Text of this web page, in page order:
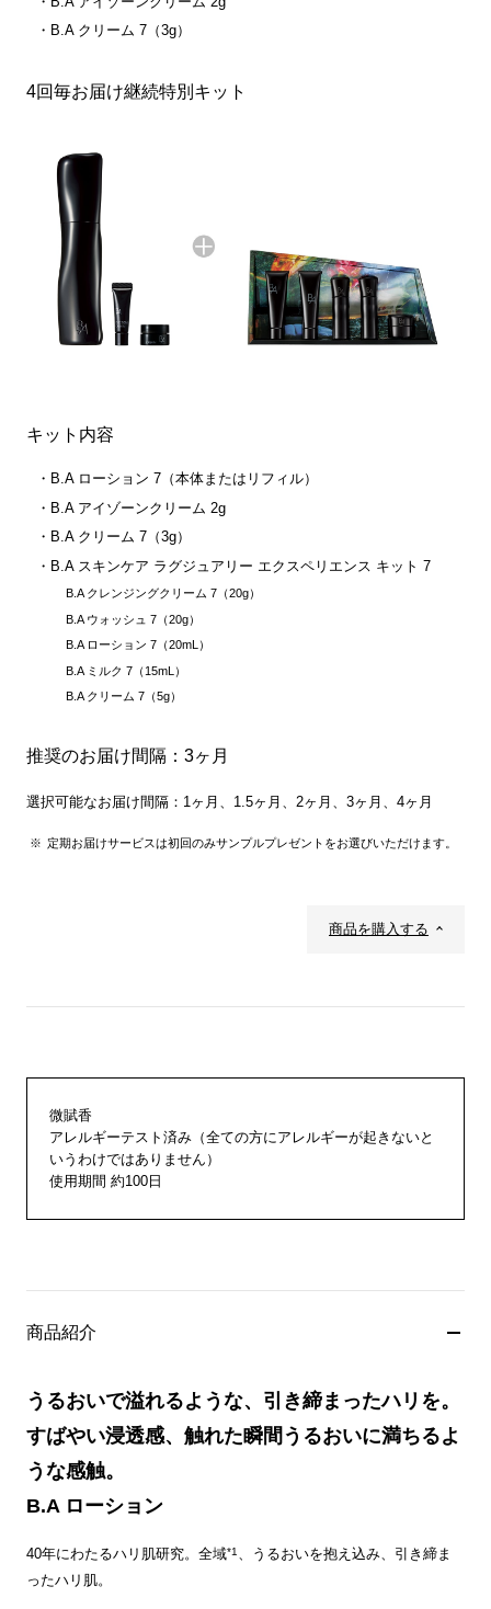
B.A クリーム 7（3g）
4回毎お届け継続特別キット
キット内容
B.A ローション 7（本体またはリフィル）
B.A アイゾーンクリーム 2g
B.A クリーム 7（3g）
B.A スキンケア ラグジュアリー エクスペリエンス キット 7
B.A クレンジングクリーム 7（20g）
B.A ウォッシュ 7（20g）
B.A ローション 7（20mL）
B.A ミルク 7（15mL）
B.A クリーム 7（5g）
推奨のお届け間隔：3ヶ月
選択可能なお届け間隔：1ヶ月、1.5ヶ月、2ヶ月、3ヶ月、4ヶ月
定期お届けサービスは初回のみサンプルプレゼントをお選びいただけます。
商品を購入する
微賦香
アレルギーテスト済み（全ての方にアレルギーが起きないと
いうわけではありません）
使用期間 約100日
商品紹介
うるおいで溢れるような、引き締まったハリを。
すばやい浸透感、触れた瞬間うるおいに満ちるよ
うな感触。
B.A ローション
40年にわたるハリ肌研究。全域*1 、うるおいを抱え込み、引き締ま
ったハリ肌。